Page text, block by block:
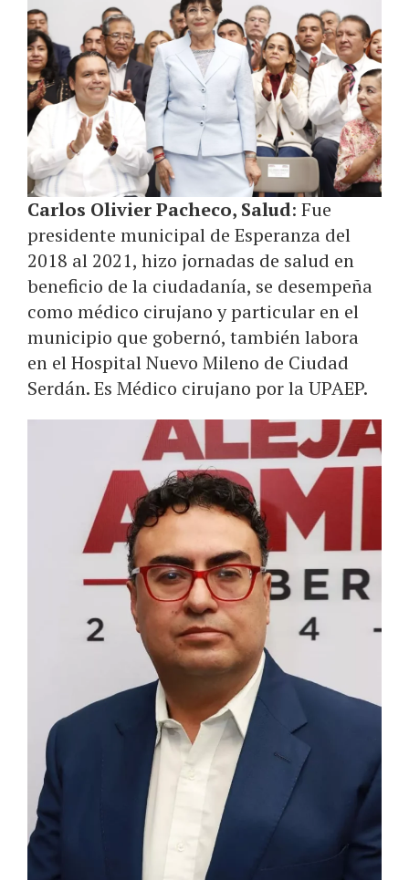
Carlos Olivier Pacheco, Salud: Fue
presidente municipal de Esperanza del
2018 al 2021, hizo jornadas de salud en
beneficio de la ciudadanía, se desempeña
como médico cirujano y particular en el
municipio que gobernó, también labora
en el Hospital Nuevo Mileno de Ciudad
Serdán. Es Médico cirujano por la UPAEP.